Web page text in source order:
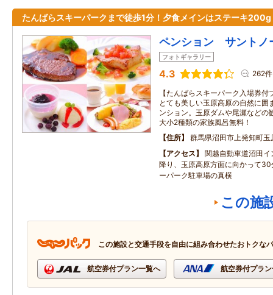
たんばらスキーパークまで徒歩1分！夕食メインはステーキ200g
ペンション サントノ
フォトギャラリー
4.3 262件
【たんばらスキーパーク入場券
とても美しい玉原高原の自然に囲
ンション。玉原ダムや尾瀬などの
大小2種類の家族風呂無料！
住所
群馬県沼田市上発知町玉
アクセス
関越自動車道沼田
降り、玉原高原方面に向かって
ーパーク駐車場の真横
この施
この施設と交通手段を自由に組み合わせたおトクな
航空券付プラン一覧へ 航空券付プラ